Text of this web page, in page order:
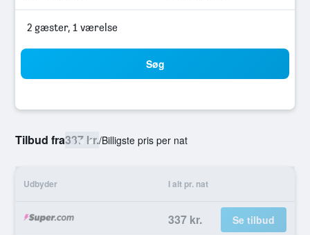
2 gæster, 1 værelse
Søg
Tilbud fra337 kr./Billigste pris per nat
Udbyder I alt pr. nat
337 kr. Se tilbud